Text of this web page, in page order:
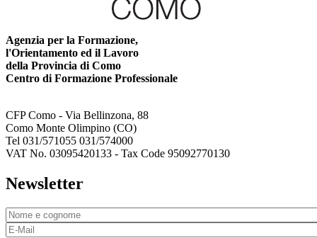
Agenzia per la Formazione,
l'Orientamento ed il Lavoro
della Provincia di Como
Centro di Formazione Professionale
CFP Como - Via Bellinzona, 88
Como Monte Olimpino (CO)
Tel 031/571055 031/574000
VAT No. 03095420133 - Tax Code 95092770130
Newsletter